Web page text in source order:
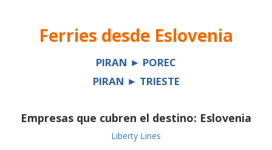
Ferries desde Eslovenia
PIRAN ► POREC
PIRAN ► TRIESTE
Empresas que cubren el destino: Eslovenia
Liberty Lines